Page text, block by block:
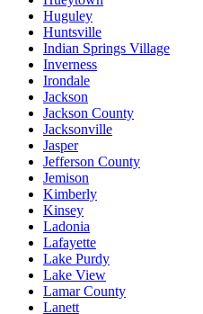
Huguley
Huntsville
Indian Springs Village
Inverness
Irondale
Jackson
Jackson County
Jacksonville
Jasper
Jefferson County
Jemison
Kimberly
Kinsey
Ladonia
Lafayette
Lake Purdy
Lake View
Lamar County
Lanett